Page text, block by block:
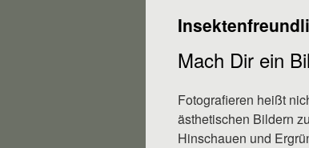
Mach Dir ein
Fotografieren heißt
ästhetischen Bildern
Hinschauen und